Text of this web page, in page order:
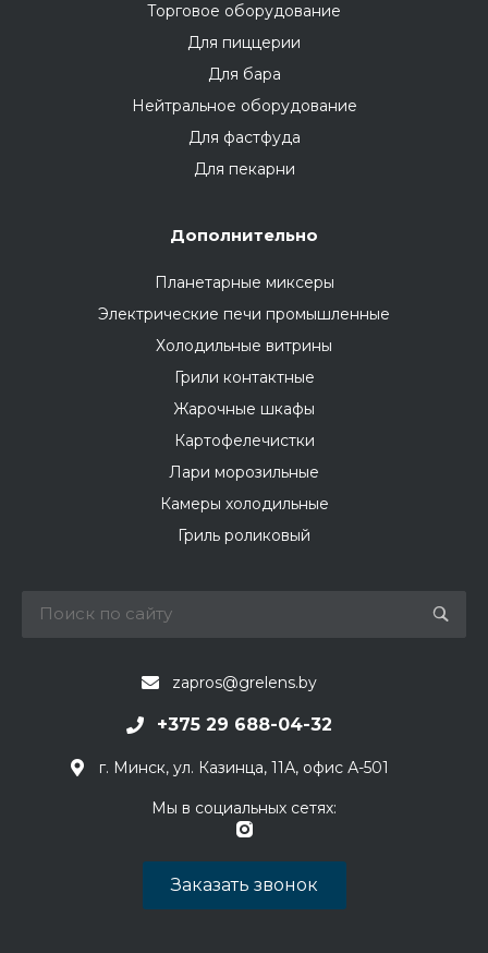
Торговое оборудование
Для пиццерии
Для бара
Нейтральное оборудование
Для фастфуда
Для пекарни
Дополнительно
Планетарные миксеры
Электрические печи промышленные
Холодильные витрины
Грили контактные
Жарочные шкафы
Картофелечистки
Лари морозильные
Камеры холодильные
Гриль роликовый
zapros@grelens.by
+375 29 688-04-32
г. Минск, ул. Казинца, 11А, офис А-501
Мы в социальных сетях:
Заказать звонок